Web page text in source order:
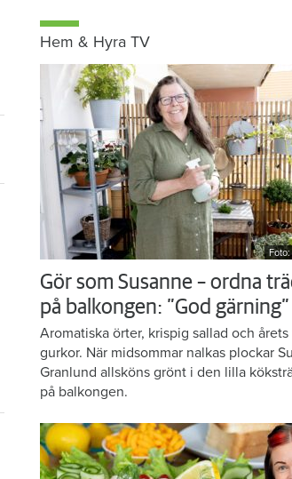
Hem & Hyra TV
Gör som Susanne – ordna
på balkongen: ”God gärning”
Aromatiska örter, krispig sallad och
gurkor. När midsommar nalkas plockar
Granlund allsköns grönt i den lilla
på balkongen.